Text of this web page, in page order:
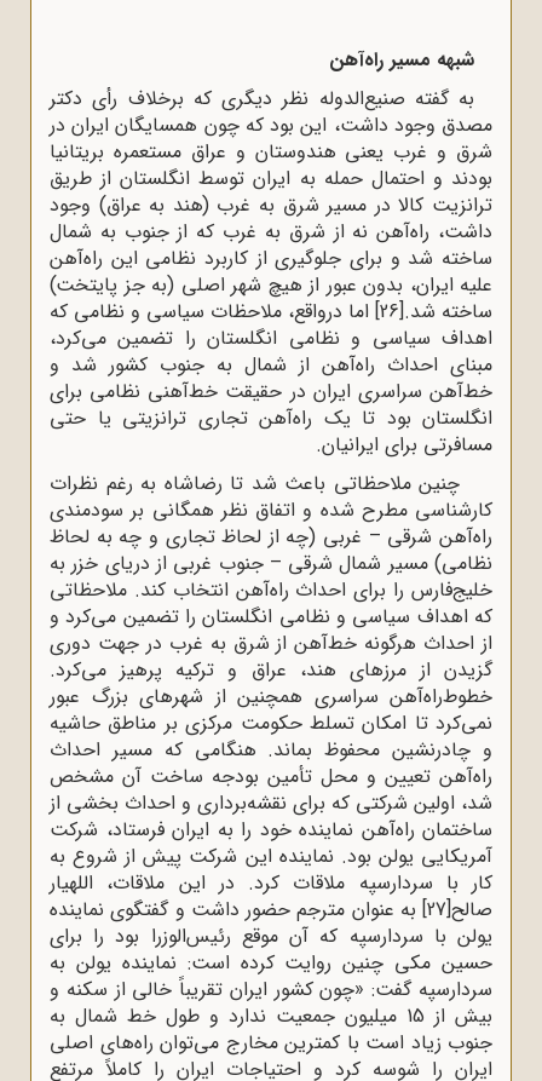
شبهه مسیر راه‌آهن
به گفته صنیع‌الدوله نظر دیگری که برخلاف رأی دکتر
مصدق وجود داشت، این بود که چون همسایگان ایران در
شرق و غرب یعنی هندوستان و عراق مستعمره بریتانیا
بودند و احتمال حمله به ایران توسط انگلستان از طریق
ترانزیت کالا در مسیر شرق به غرب (هند به عراق) وجود
داشت، راه‌آهن نه از شرق به غرب که از جنوب به شمال
ساخته شد و برای جلوگیری از کاربرد نظامی این راه‌آهن
علیه ایران، بدون عبور از هیچ شهر اصلی (به جز پایتخت)
ساخته شد.[26]
اما درواقع، ملاحظات سیاسی و نظامی که
اهداف سیاسی و نظامی انگلستان را تضمین می‌کرد،
مبنای احداث راه‌آهن از شمال به جنوب کشور شد و
خط‌آهن سراسری ایران در حقیقت خط‌آهنی نظامی برای
انگلستان بود تا یک راه‌آهن تجاری ترانزیتی یا حتی
مسافرتی برای ایرانیان.
چنین ملاحظاتی باعث شد تا رضاشاه به رغم نظرات
کارشناسی مطرح شده و اتفاق نظر همگانی بر سودمندی
راه‌آهن شرقی – غربی (چه از لحاظ تجاری و چه به لحاظ
نظامی) مسیر شمال شرقی – جنوب غربی از دریای خزر به
خلیج‌فارس را برای احداث راه‌آهن انتخاب کند. ملاحظاتی
که اهداف سیاسی و نظامی انگلستان را تضمین می‌کرد و
از احداث هرگونه خط‌آهن از شرق به غرب در جهت دوری
گزیدن از مرزهای هند، عراق و ترکیه پرهیز می‌کرد.
خطوط‌راه‌آهن سراسری همچنین از شهرهای بزرگ عبور
نمی‌کرد تا امکان تسلط حکومت مرکزی بر مناطق حاشیه
و چادرنشین محفوظ بماند. هنگامی که مسیر احداث
راه‌آهن تعیین و محل تأمین بودجه ساخت آن مشخص
شد، اولین شرکتی که برای نقشه‌برداری و احداث بخشی از
ساختمان راه‌آهن نماینده خود را به ایران فرستاد، شرکت
آمریکایی یولن بود. نماینده این شرکت پیش از شروع به
کار با سردارسپه ملاقات کرد. در این ملاقات، اللهیار
صالح[27]
به عنوان مترجم حضور داشت و گفتگوی نماینده
یولن با سردارسپه که آن موقع رئیس‌الوزرا بود را برای
حسین مکی چنین روایت کرده است: نماینده یولن به
سردارسپه گفت: «چون کشور ایران تقریباً خالی از سکنه و
بیش از 15 میلیون جمعیت ندارد و طول خط شمال به
جنوب زیاد است با کمترین مخارج می‌توان راه‌های اصلی
ایران را شوسه کرد و احتیاجات ایران را کاملاً مرتفع